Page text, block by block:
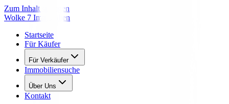
Zum Inhalt springen
Wolke 7 Immobilien
Startseite
Für Käufer
Für Verkäufer
Immobiliensuche
Über Uns
Kontakt